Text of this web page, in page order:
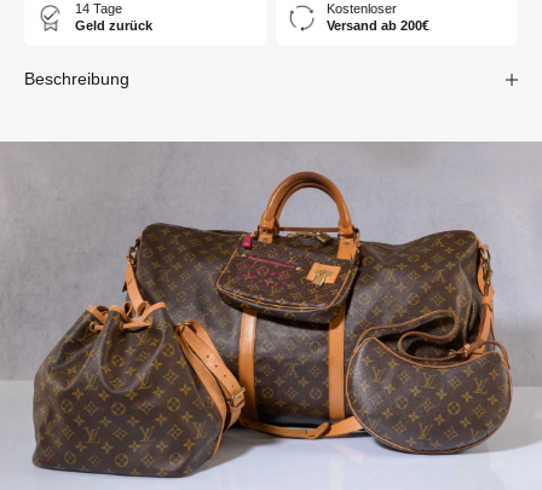
14 Tage
Geld zurück
Kostenloser
Versand ab 200€
Beschreibung